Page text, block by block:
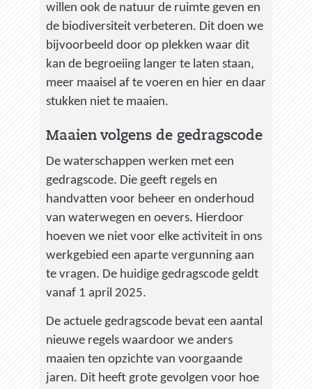
t
willen ook de natuur de ruimte geven en
de biodiversiteit verbeteren. Dit doen we
bijvoorbeeld door op plekken waar dit
kan de begroeiing langer te laten staan,
meer maaisel af te voeren en hier en daar
stukken niet te maaien.
Maaien volgens de gedragscode
De waterschappen werken met een
gedragscode. Die geeft regels en
handvatten voor beheer en onderhoud
van waterwegen en oevers. Hierdoor
hoeven we niet voor elke activiteit in ons
werkgebied een aparte vergunning aan
te vragen. De huidige gedragscode geldt
vanaf 1 april 2025.
De actuele gedragscode bevat een aantal
nieuwe regels waardoor we anders
maaien ten opzichte van voorgaande
jaren. Dit heeft grote gevolgen voor hoe